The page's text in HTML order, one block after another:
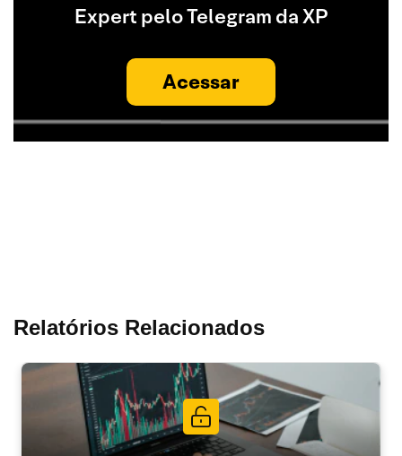
Expert pelo Telegram da XP
Acessar
Relatórios Relacionados